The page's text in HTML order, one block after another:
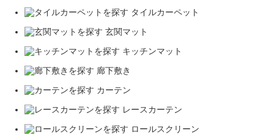
タイルカーペット
玄関マット
キッチンマット
廊下敷き
カーテン
レースカーテン
ロールスクリーン